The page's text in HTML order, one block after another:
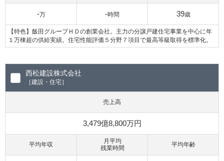
-万 -時間 39歳
【特色】飯田グループＨＤの創業会社。主力の分譲戸建住宅事業を中心に年
１万棟超の供給実績。住宅性能評価５分野７項目で最高等級取得を標準化。
西松建設株式会社
［建設・住宅］
売上高
3,479億8,800万円
平均年収
月平均
残業時間
平均年齢